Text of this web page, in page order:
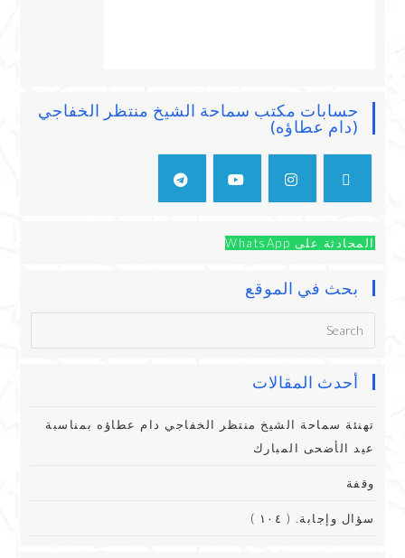
حسابات مكتب سماحة الشيخ منتظر الخفاجي
(دام عطاؤه)
المحادثة على WhatsApp
بحث في الموقع
أحدث المقالات
تهنئة سماحة الشيخ منتظر الخفاجي دام عطاؤه بمناسبة
عيد الأضحى المبارك
وقفة
سؤال وإجابة. ( ١٠٤ )